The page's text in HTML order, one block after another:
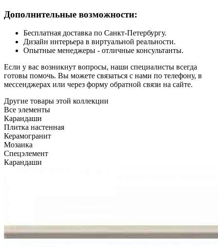
Дополнительные возможности:
Бесплатная доставка по Санкт-Петербургу.
Дизайн интерьера в виртуальной реальности.
Опытные менеджеры - отличные консультанты.
Если у вас возникнут вопросы, наши специалисты всегда
готовы помочь. Вы можете связаться с нами по телефону, в
мессенджерах или через форму обратной связи на сайте.
Другие товары этой коллекции
Все элементы
Карандаши
Плитка настенная
Керамогранит
Мозаика
Спецэлемент
Карандаши